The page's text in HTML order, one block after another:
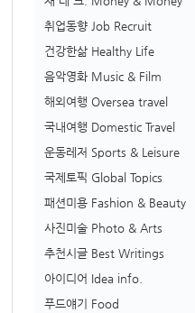
취업동향 Job Recruit
건강한삶 Healthy Life
음악영화 Music & Film
해외여행 Oversea travel
국내여행 Domestic Travel
운동레저 Sports & Leisure
국제토픽 Global Topics
패션미용 Fashion & Beauty
사진미술 Photo & Arts
추천시글 Best Writings
아이디어 Idea info.
푸드얘기 Food